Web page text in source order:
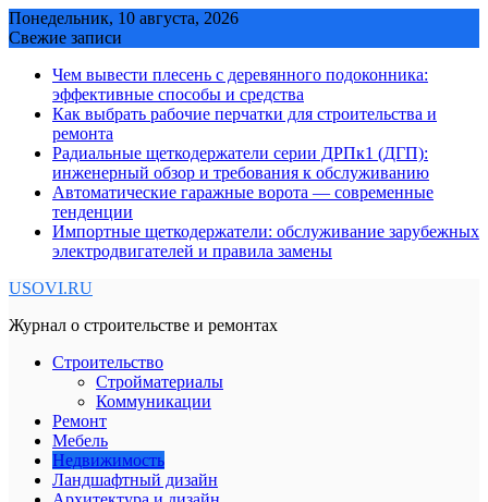
Skip
to
Понедельник, 10 августа, 2026
Свежие записи
Чем вывести плесень с деревянного подоконника:
эффективные способы и средства
Как выбрать рабочие перчатки для строительства и
ремонта
Радиальные щеткодержатели серии ДРПк1 (ДГП):
инженерный обзор и требования к обслуживанию
Автоматические гаражные ворота — современные
тенденции
Импортные щеткодержатели: обслуживание зарубежных
электродвигателей и правила замены
USOVI.RU
Журнал о строительстве и ремонтах
Строительство
Стройматериалы
Коммуникации
Ремонт
Мебель
Недвижимость
Ландшафтный дизайн